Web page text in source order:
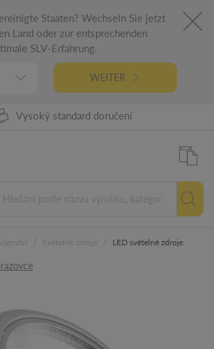
Staaten? Wechseln Sie jetzt
Land oder zur entsprechenden
SLV-Erfahrung.
WEITER
98% Dostupnost zboží
Vysoký standard doručení
5 let záruka
Německá technologie
LED světelné zdroje